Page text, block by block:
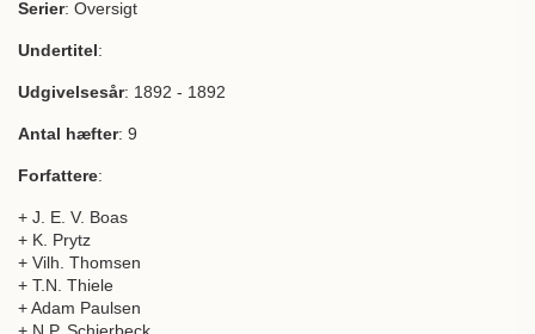
Serier: Oversigt
Undertitel:
Udgivelsesår: 1892 - 1892
Antal hæfter: 9
Forfattere:
+ J. E. V. Boas
+ K. Prytz
+ Vilh. Thomsen
+ T.N. Thiele
+ Adam Paulsen